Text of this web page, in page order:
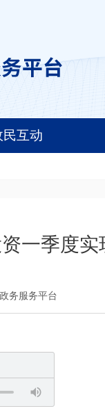
民互动
一季度实
务服务平台